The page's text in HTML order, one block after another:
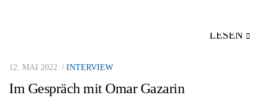
LESEN
12. MAI 2022 INTERVIEW
Im Gespräch mit Omar Gazarin